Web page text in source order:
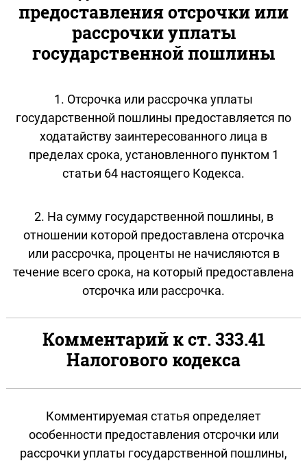
предоставления отсрочки или
рассрочки уплаты
государственной пошлины
1. Отсрочка или рассрочка уплаты
государственной пошлины предоставляется по
ходатайству заинтересованного лица в
пределах срока, установленного пунктом 1
статьи 64 настоящего Кодекса.
2. На сумму государственной пошлины, в
отношении которой предоставлена отсрочка
или рассрочка, проценты не начисляются в
течение всего срока, на который предоставлена
отсрочка или рассрочка.
Комментарий к ст. 333.41
Налогового кодекса
Комментируемая статья определяет
особенности предоставления отсрочки или
рассрочки уплаты государственной пошлины,